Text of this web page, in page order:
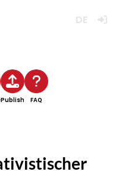
Publish FAQ